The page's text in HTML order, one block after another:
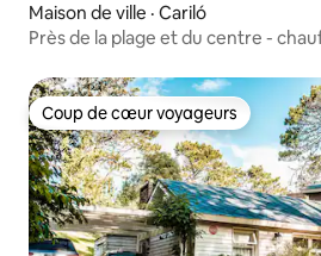
Maison de ville · Cariló
Près de la plage et du centre -
Coup de cœur voyageurs
Coup de cœur voyageurs